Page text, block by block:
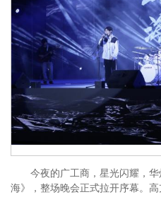
今夜的广工商，星光闪耀，
海》，整场晚会正式拉开序幕。